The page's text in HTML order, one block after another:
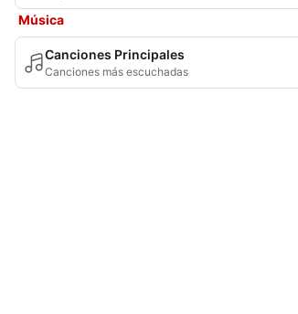
Música
Canciones Principales
Canciones más escuchadas